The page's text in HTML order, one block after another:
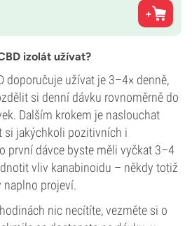
izolát užívat?
doporučuje užívat je 3–4× denně,
si denní dávku rovnoměrně do
Dalším krokem je naslouchat
si jakýchkoli pozitivních i
první dávce byste měli vyčkat 3–4
vliv kanabinoidu – někdy totiž
naplno projeví.
nic necítíte, vezměte si o